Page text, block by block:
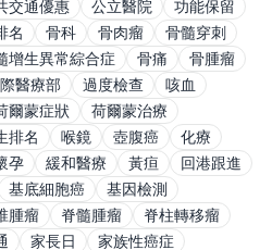
交通優惠 公立醫院
功能保留
名 骨科 骨肉瘤
骨髓穿刺
增生異常綜合症 骨痛
骨腫瘤
醫療部 過度檢查
咳血
爾蒙症狀
荷爾蒙治療
排名 喉鏡 壺腹癌
化療
孕 緩和醫療 黃疸
回港跟進
基底細胞癌
基因檢測
腫瘤 脊髓腫瘤
脊柱轉移瘤
家長日
家族性癌症